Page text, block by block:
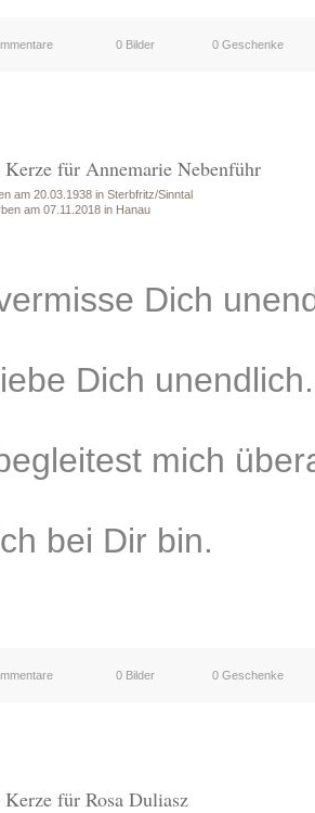
0 Bilder 0 Geschenke
Kerze für Annemarie Nebenführ
am 20.03.1938 in Sterbfritz/Sinntal
am 07.11.2018 in Hanau
Dich
Dich unendlich.
mich
bei Dir bin.
0 Bilder 0 Geschenke
für Rosa Duliasz